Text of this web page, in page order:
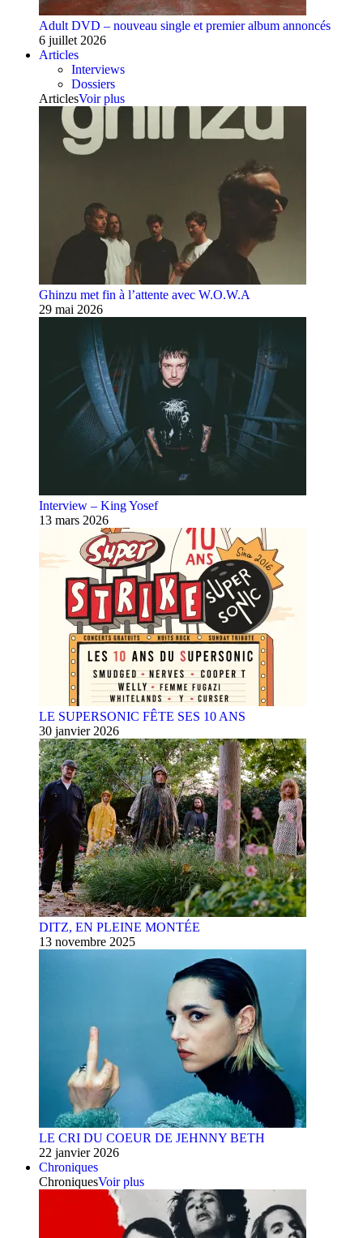
Adult DVD – nouveau single et premier album annoncés
6 juillet 2026
Articles
Interviews
Dossiers
ArticlesVoir plus
Ghinzu met fin à l’attente avec W.O.W.A
29 mai 2026
Interview – King Yosef
13 mars 2026
LE SUPERSONIC FÊTE SES 10 ANS
30 janvier 2026
DITZ, EN PLEINE MONTÉE
13 novembre 2025
LE CRI DU COEUR DE JEHNNY BETH
22 janvier 2026
Chroniques
ChroniquesVoir plus